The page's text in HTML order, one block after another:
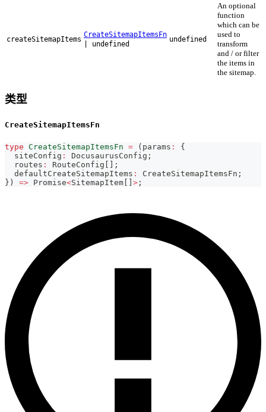
createSitemapItems
CreateSitemapItemsFn
| undefined
undefined
An optional
function
which can be
used to
transform
and / or filter
the items in
the sitemap.
类型
CreateSitemapItemsFn
type CreateSitemapItemsFn = ( params :
{
  siteConfig
: DocusaurusConfig ;
  routes
: RouteConfig
;
  defaultCreateSitemapItems
: CreateSitemapItemsFn ;
} ) => Promise<SitemapItem > ;